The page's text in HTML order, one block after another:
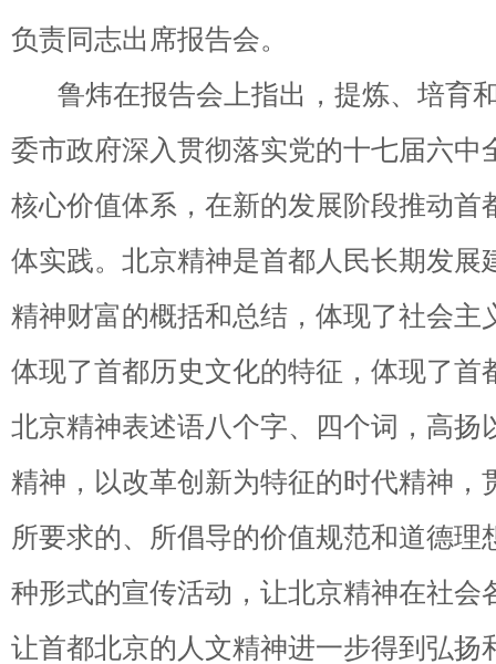
负责同志出席报告会。
鲁炜在报告会上指出，提炼、培育
委市政府深入贯彻落实党的十七届六中
核心价值体系，在新的发展阶段推动首
体实践。北京精神是首都人民长期发展
精神财富的概括和总结，体现了社会主
体现了首都历史文化的特征，体现了首
北京精神表述语八个字、四个词，高扬
精神，以改革创新为特征的时代精神，
所要求的、所倡导的价值规范和道德理
种形式的宣传活动，让北京精神在社会
让首都北京的人文精神进一步得到弘扬